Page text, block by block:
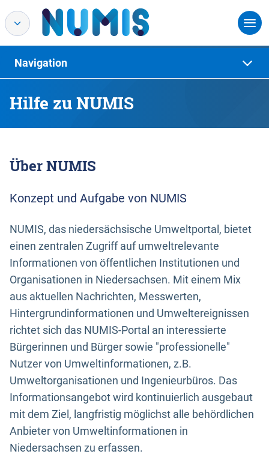
Hilfe zu NUMIS
Navigation
Über NUMIS
Konzept und Aufgabe von NUMIS
NUMIS, das niedersächsische Umweltportal, bietet
einen zentralen Zugriff auf umweltrelevante
Informationen von öffentlichen Institutionen und
Organisationen in Niedersachsen. Mit einem Mix
aus aktuellen Nachrichten, Messwerten,
Hintergrundinformationen und Umweltereignissen
richtet sich das NUMIS-Portal an interessierte
Bürgerinnen und Bürger sowie "professionelle"
Nutzer von Umweltinformationen, z.B.
Umweltorganisationen und Ingenieurbüros. Das
Informationsangebot wird kontinuierlich ausgebaut
mit dem Ziel, langfristig möglichst alle behördlichen
Anbieter von Umweltinformationen in
Niedersachsen zu erfassen.